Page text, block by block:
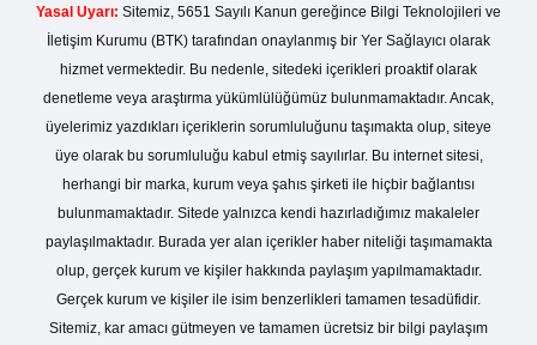
Yasal Uyarı: Sitemiz, 5651 Sayılı Kanun gereğince Bilgi Teknolojileri ve
İletişim Kurumu (BTK) tarafından onaylanmış bir Yer Sağlayıcı olarak
hizmet vermektedir. Bu nedenle, sitedeki içerikleri proaktif olarak
denetleme veya araştırma yükümlülüğümüz bulunmamaktadır. Ancak,
üyelerimiz yazdıkları içeriklerin sorumluluğunu taşımakta olup, siteye
üye olarak bu sorumluluğu kabul etmiş sayılırlar. Bu internet sitesi,
herhangi bir marka, kurum veya şahıs şirketi ile hiçbir bağlantısı
bulunmamaktadır. Sitede yalnızca kendi hazırladığımız makaleler
paylaşılmaktadır. Burada yer alan içerikler haber niteliği taşımamakta
olup, gerçek kurum ve kişiler hakkında paylaşım yapılmamaktadır.
Gerçek kurum ve kişiler ile isim benzerlikleri tamamen tesadüfidir.
Sitemiz, kar amacı gütmeyen ve tamamen ücretsiz bir bilgi paylaşım